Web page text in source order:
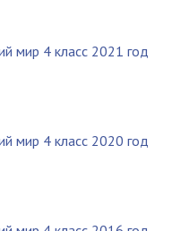
мир 4 класс 2021 год
мир 4 класс 2020 год